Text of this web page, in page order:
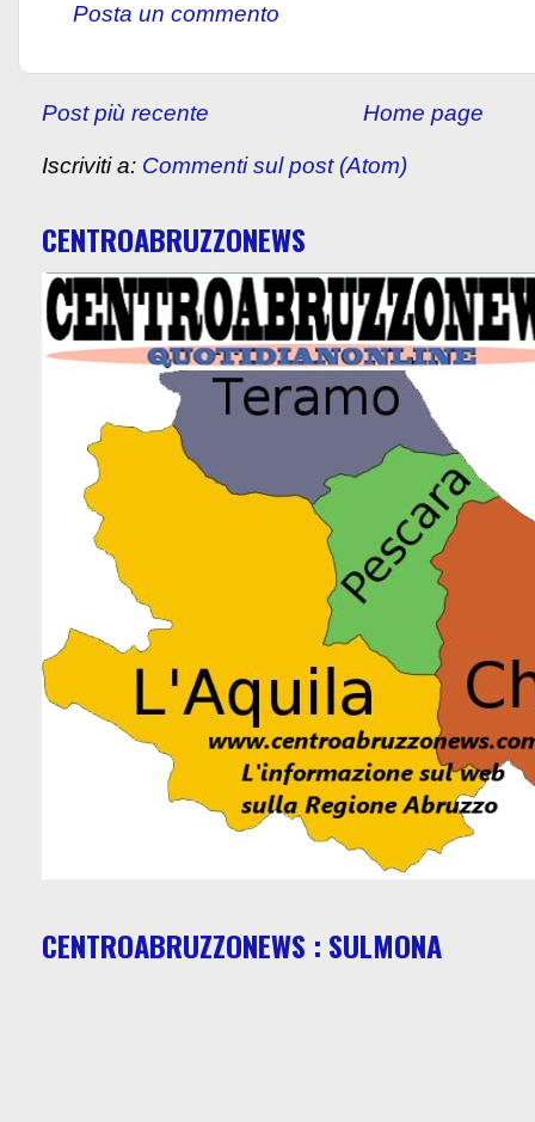
Posta un commento
Post più recente Home page
Iscriviti a: Commenti sul post (Atom)
CENTROABRUZZONEWS
CENTROABRUZZONEWS : SULMONA